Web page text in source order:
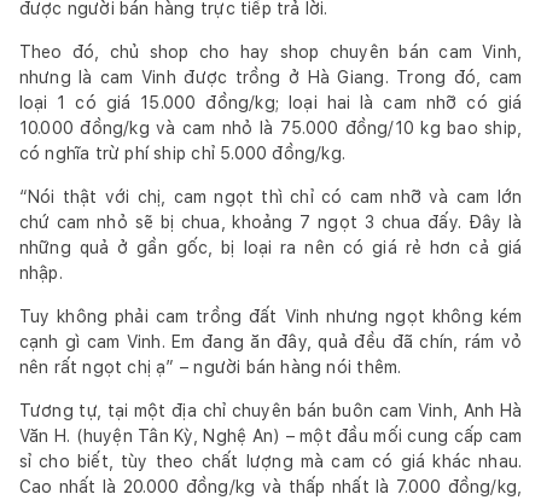
được người bán hàng trực tiếp trả lời.
Theo đó, chủ shop cho hay shop chuyên bán cam Vinh,
nhưng là cam Vinh được trồng ở Hà Giang. Trong đó, cam
loại 1 có giá 15.000 đồng/kg; loại hai là cam nhỡ có giá
10.000 đồng/kg và cam nhỏ là 75.000 đồng/10 kg bao ship,
có nghĩa trừ phí ship chỉ 5.000 đồng/kg.
“Nói thật với chị, cam ngọt thì chỉ có cam nhỡ và cam lớn
chứ cam nhỏ sẽ bị chua, khoảng 7 ngọt 3 chua đấy. Đây là
những quả ở gần gốc, bị loại ra nên có giá rẻ hơn cả giá
nhập.
Tuy không phải cam trồng đất Vinh nhưng ngọt không kém
cạnh gì cam Vinh. Em đang ăn đây, quả đều đã chín, rám vỏ
nên rất ngọt chị ạ” – người bán hàng nói thêm.
Tương tự, tại một địa chỉ chuyên bán buôn cam Vinh, Anh Hà
Văn H. (huyện Tân Kỳ, Nghệ An) – một đầu mối cung cấp cam
sỉ cho biết, tùy theo chất lượng mà cam có giá khác nhau.
Cao nhất là 20.000 đồng/kg và thấp nhất là 7.000 đồng/kg,